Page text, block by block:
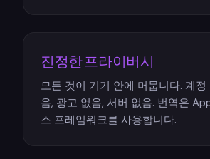
진정한 프라이버시
모든 것이 기기 안에 머뭅니다. 계정
음, 광고 없음, 서버 없음. 번역은
스 프레임워크를 사용합니다.